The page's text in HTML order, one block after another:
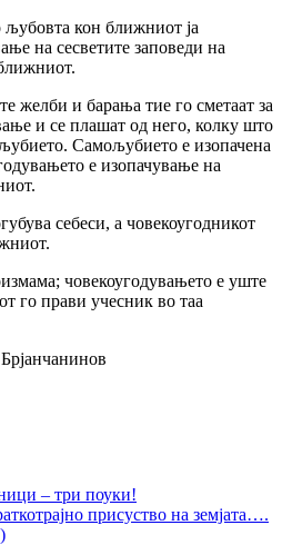
кон ближниот ја
на сесветите заповеди на
желби и барања тие го сметаат за
и се плашат од него, колку што
Самољубието е изопачена
е изопачување на
себеси, а човекоугодникот
човекоугодувањето е уште
го прави учесник во таа
– три поуки!
присуство на земјата….